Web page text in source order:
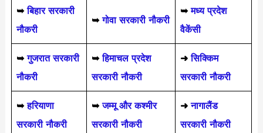
➥बिहार सरकारी
नौकरी
➥गोवा सरकारी नौकरी
➥ मध्य प्रदेश
वैकेंसी
➥ गुजरात सरकारी
नौकरी
➥हिमाचल प्रदेश
सरकारी नौकरी
➜ सिक्किम
सरकारी नौकरी
➥हरियाणा
सरकारी नौकरी
➥जम्मू और कश्मीर
सरकारी नौकरी
➜ नागालैंड
सरकारी नौकरी